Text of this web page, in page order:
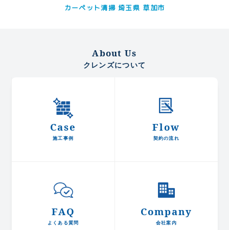
カーペット清掃 埼玉県 草加市
About Us
クレンズについて
Case
施工事例
Flow
契約の流れ
FAQ
よくある質問
Company
会社案内